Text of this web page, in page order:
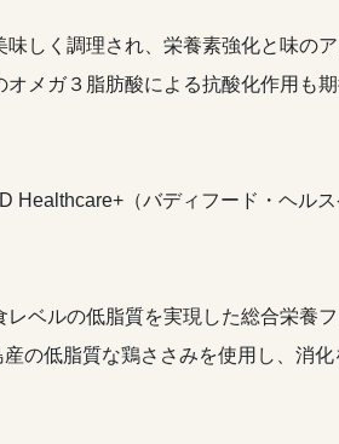
しく調理され、栄養素強化と味の
メガ３脂肪酸による抗酸化作用も期
（バディフード・ヘルス
ベルの低脂質を実現した総合栄養フ
の低脂質な鶏ささみを使用し、消